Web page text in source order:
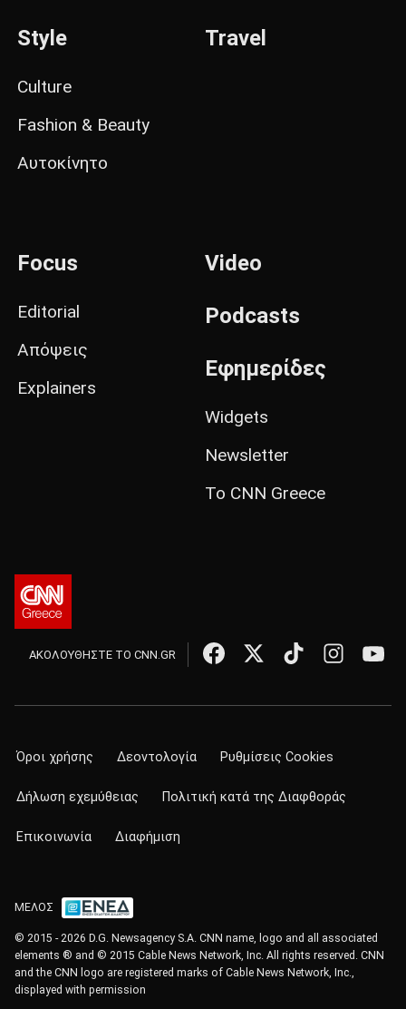
Style
Culture
Fashion & Beauty
Αυτοκίνητο
Travel
Focus
Editorial
Απόψεις
Explainers
Video
Podcasts
Εφημερίδες
Widgets
Newsletter
Το CNN Greece
ΑΚΟΛΟΥΘΗΣΤΕ ΤΟ CNN.GR
Όροι χρήσης Δεοντολογία Ρυθμίσεις Cookies
Δήλωση εχεμύθειας Πολιτική κατά της Διαφθοράς
Επικοινωνία Διαφήμιση
ΜΕΛΟΣ
© 2015 - 2026 D.G. Newsagency S.A. CNN name, logo and all associated
elements ® and © 2015 Cable News Network, Inc. All rights reserved. CNN
and the CNN logo are registered marks of Cable News Network, Inc.,
displayed with permission